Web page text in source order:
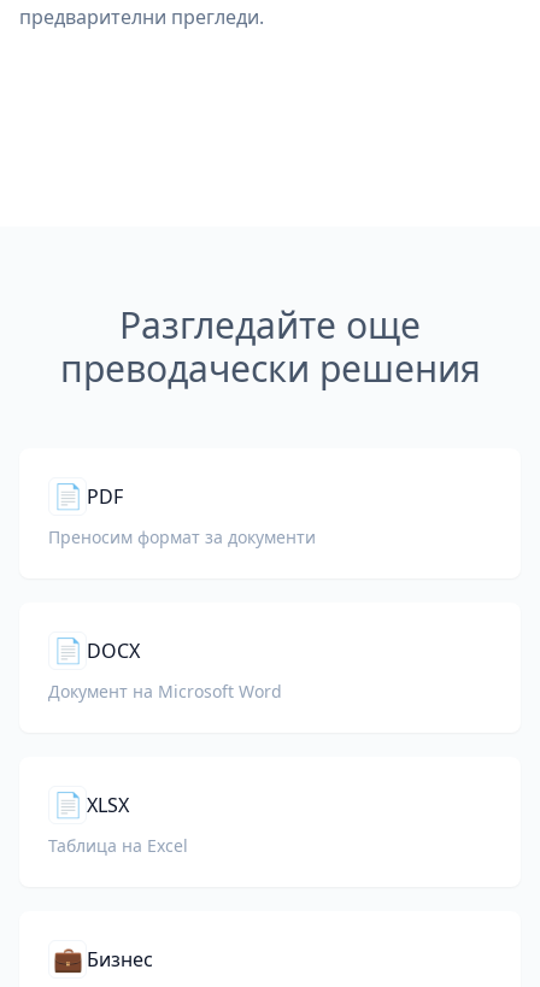
предварителни прегледи.
Разгледайте още
преводачески решения
📄 PDF
Преносим формат за документи
📄 DOCX
Документ на Microsoft Word
📄 XLSX
Таблица на Excel
💼 Бизнес